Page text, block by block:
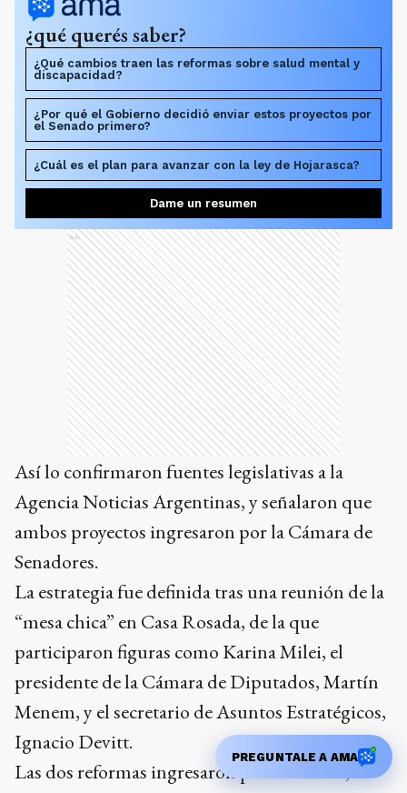
¿qué querés saber?
¿Qué cambios traen las reformas sobre salud mental y
discapacidad?
¿Por qué el Gobierno decidió enviar estos proyectos por
el Senado primero?
¿Cuál es el plan para avanzar con la ley de Hojarasca?
Dame un resumen
Ads
Así lo confirmaron fuentes legislativas a la
Agencia Noticias Argentinas, y señalaron que
ambos proyectos ingresaron por la Cámara de
Senadores.
La estrategia fue definida tras una reunión de la
“mesa chica” en Casa Rosada, de la que
participaron figuras como Karina Milei, el
presidente de la Cámara de Diputados, Martín
Menem, y el secretario de Asuntos Estratégicos,
Ignacio Devitt.
Las dos reformas ingresaron por el Senado,
PREGUNTALE A AMA